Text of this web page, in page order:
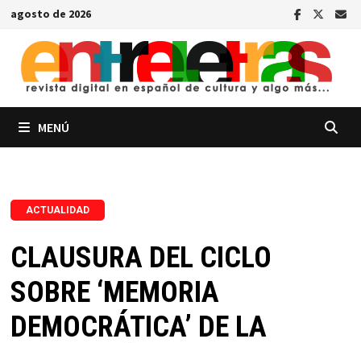
Saltar
contenido
agosto de 2026
MENÚ
ACTUALIDAD
CLAUSURA DEL CICLO
SOBRE ‘MEMORIA
DEMOCRÁTICA’ DE LA